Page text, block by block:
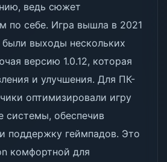
ведь сюжет
по себе. Игра вышла в 2021
были выходы нескольких
версию 1.0.12, которая
и улучшения. Для ПК-
оптимизировали игру
системы, обеспечив
поддержку геймпадов. Это
комфортной для